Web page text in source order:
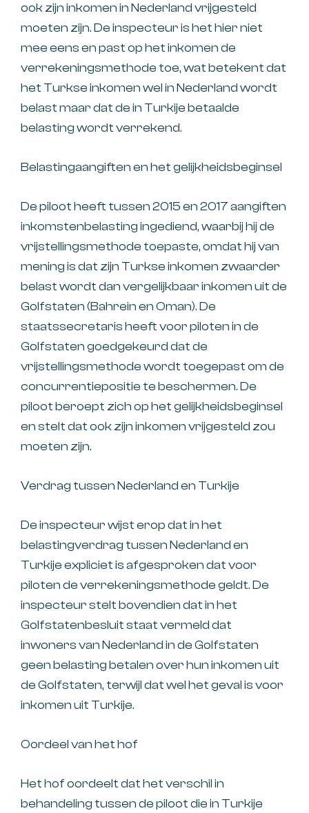
ook zijn inkomen in Nederland vrijgesteld
moeten zijn. De inspecteur is het hier niet
mee eens en past op het inkomen de
verrekeningsmethode toe, wat betekent dat
het Turkse inkomen wel in Nederland wordt
belast maar dat de in Turkije betaalde
belasting wordt verrekend.
Belastingaangiften en het gelijkheidsbeginsel
De piloot heeft tussen 2015 en 2017 aangiften
inkomstenbelasting ingediend, waarbij hij de
vrijstellingsmethode toepaste, omdat hij van
mening is dat zijn Turkse inkomen zwaarder
belast wordt dan vergelijkbaar inkomen uit de
Golfstaten (Bahrein en Oman). De
staatssecretaris heeft voor piloten in de
Golfstaten goedgekeurd dat de
vrijstellingsmethode wordt toegepast om de
concurrentiepositie te beschermen. De
piloot beroept zich op het gelijkheidsbeginsel
en stelt dat ook zijn inkomen vrijgesteld zou
moeten zijn.
Verdrag tussen Nederland en Turkije
De inspecteur wijst erop dat in het
belastingverdrag tussen Nederland en
Turkije expliciet is afgesproken dat voor
piloten de verrekeningsmethode geldt. De
inspecteur stelt bovendien dat in het
Golfstatenbesluit staat vermeld dat
inwoners van Nederland in de Golfstaten
geen belasting betalen over hun inkomen uit
de Golfstaten, terwijl dat wel het geval is voor
inkomen uit Turkije.
Oordeel van het hof
Het hof oordeelt dat het verschil in
behandeling tussen de piloot die in Turkije